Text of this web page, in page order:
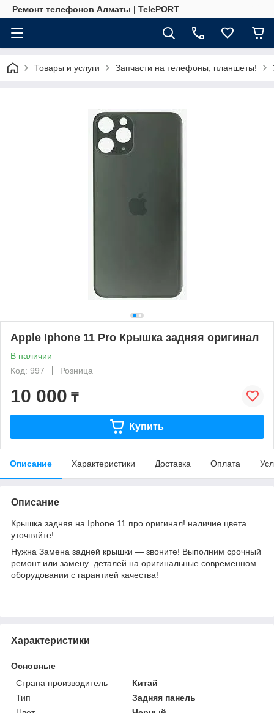
Ремонт телефонов Алматы | TelePORT
Товары и услуги Запчасти на телефоны, планшеты!
Apple Iphone 11 Pro Крышка задняя оригинал
В наличии
Код: 997
Розница
10 000 ₸
Купить
Описание Характеристики Доставка Оплата
Описание
Крышка задняя на Iphone 11 про оригинал! наличие цвета
уточняйте!
Нужна Замена задней крышки — звоните! Выполним срочный
ремонт или замену деталей на оригинальные современном
оборудовании с гарантией качества!
Характеристики
Основные
Страна производитель
Китай
Тип
Задняя панель